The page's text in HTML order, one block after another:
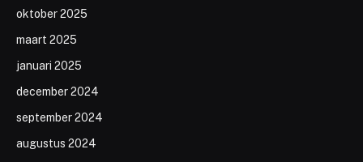
oktober 2025
maart 2025
januari 2025
december 2024
september 2024
augustus 2024